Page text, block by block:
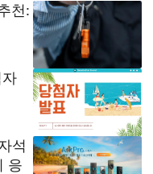
천:
석
응